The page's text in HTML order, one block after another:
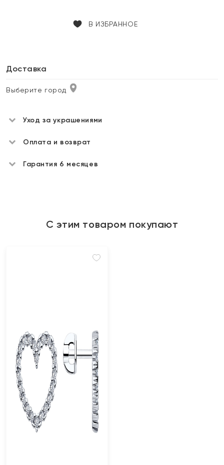
В ИЗБРАННОЕ
Доставка
Выберите город
Уход за украшениями
Оплата и возврат
Гарантия 6 месяцев
С этим товаром покупают